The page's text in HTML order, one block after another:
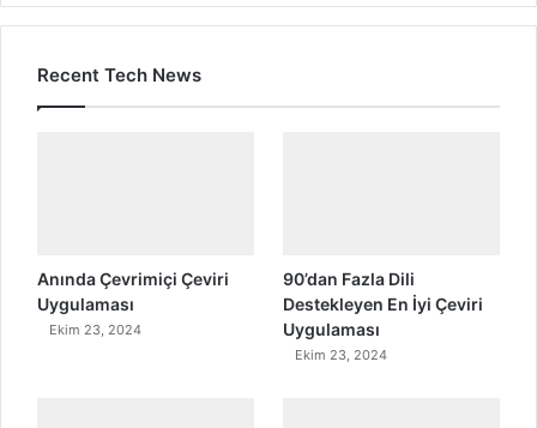
Recent Tech News
Anında Çevrimiçi Çeviri
Uygulaması
Ekim 23, 2024
90’dan Fazla Dili
Destekleyen En İyi Çeviri
Uygulaması
Ekim 23, 2024